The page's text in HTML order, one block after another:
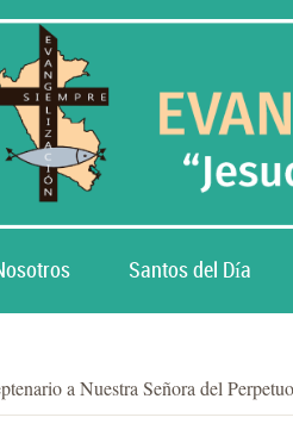
Santos del Día
a Nuestra Señora del